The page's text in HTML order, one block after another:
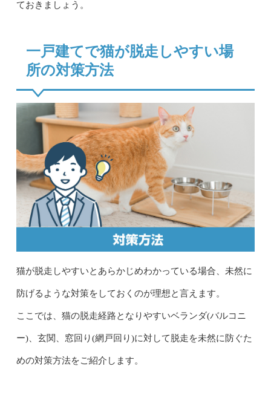
ておきましょう。
一戸建てで猫が脱走しやすい場
所の対策方法
猫が脱走しやすいとあらかじめわかっている場合、未然に
防げるような対策をしておくのが理想と言えます。
ここでは、猫の脱走経路となりやすいベランダ(バルコニ
ー)、玄関、窓回り(網戸回り)に対して脱走を未然に防ぐた
めの対策方法をご紹介します。